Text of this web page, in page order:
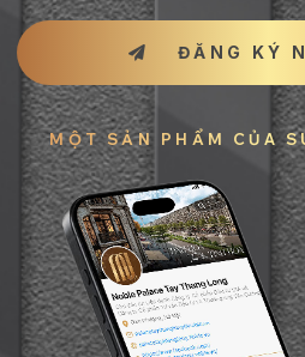
ĐĂNG KÝ
MỘT SẢN PHẨM CỦA